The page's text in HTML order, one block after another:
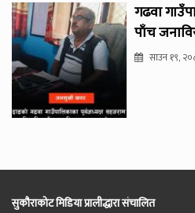
गढवा
पाँच
साउन १९,
सुकौराकोट मिडिया प्रालीद्धारा संचालित